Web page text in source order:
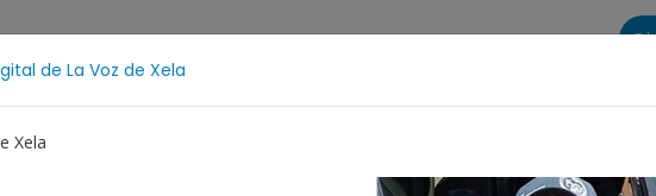
de La Voz de Xela
Xela